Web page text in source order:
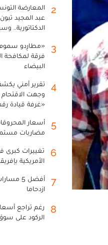
2
المعارضة
عبد المجيد
الدكتاتورية..
3
«مطارِدو سموم
فرقة لمكافحة
البيضاء
4
تقرير أمني
وجهت الاقتحام
«غرفة قيادة
5
أسعار
مضاربات
6
تغييرات كبرى
الأمريكية
7
أفضل 5
ازدحاما
8
رغم تراجع
الركود على